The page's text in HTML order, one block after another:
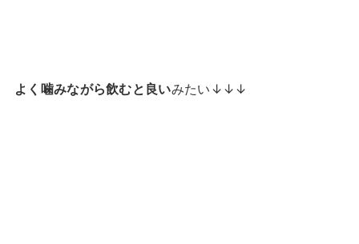
よく噛みながら飲むと良いみたい↓↓↓